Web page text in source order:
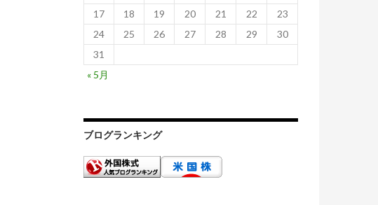
17
18 19 20 21 22
23
24
25 26 27 28 29
30
31
« 5月
ブログランキング